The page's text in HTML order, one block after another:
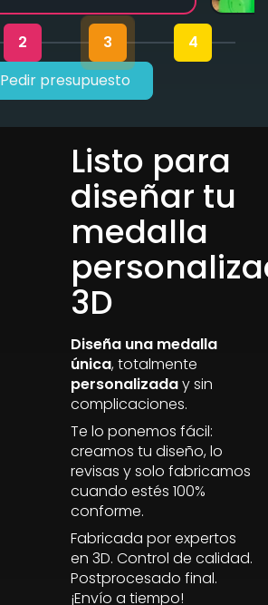
2 3
4
Pedir presupuesto
Listo para
diseñar tu
medalla
3D
Diseña una medalla
única, totalmente
personalizaday sin
complicaciones.
Te lo ponemos fácil:
creamos tu diseño, lo
revisas y solo fabricamos
cuando estés 100%
conforme.
Fabricada por expertos
en 3D. Control de calidad.
Postprocesado final.
¡Envío a tiempo!